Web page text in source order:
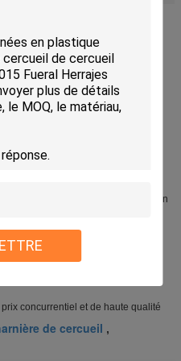
d'acier
solitaire en métal 2, tube court en
de cercueil
concurrentiel et de haute qualité
de cercueil ,